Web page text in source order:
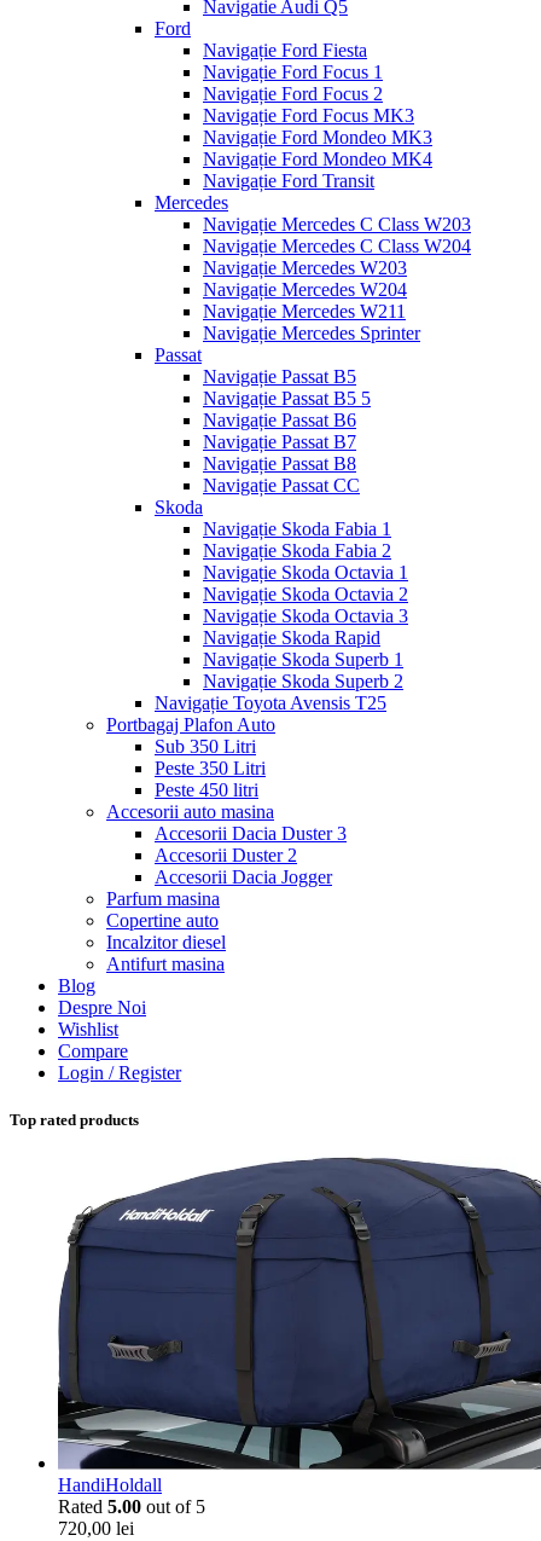
Navigatie Audi Q5
Ford
Navigație Ford Fiesta
Navigație Ford Focus 1
Navigație Ford Focus 2
Navigație Ford Focus MK3
Navigație Ford Mondeo MK3
Navigație Ford Mondeo MK4
Navigație Ford Transit
Mercedes
Navigație Mercedes C Class W203
Navigație Mercedes C Class W204
Navigație Mercedes W203
Navigație Mercedes W204
Navigație Mercedes W211
Navigație Mercedes Sprinter
Passat
Navigație Passat B5
Navigație Passat B5 5
Navigație Passat B6
Navigație Passat B7
Navigație Passat B8
Navigație Passat CC
Skoda
Navigație Skoda Fabia 1
Navigație Skoda Fabia 2
Navigație Skoda Octavia 1
Navigație Skoda Octavia 2
Navigație Skoda Octavia 3
Navigație Skoda Rapid
Navigație Skoda Superb 1
Navigație Skoda Superb 2
Navigație Toyota Avensis T25
Portbagaj Plafon Auto
Sub 350 Litri
Peste 350 Litri
Peste 450 litri
Accesorii auto masina
Accesorii Dacia Duster 3
Accesorii Duster 2
Accesorii Dacia Jogger
Parfum masina
Copertine auto
Incalzitor diesel
Antifurt masina
Blog
Despre Noi
Wishlist
Compare
Login / Register
Top rated products
HandiHoldall
Rated 5.00 out of 5
720,00 lei